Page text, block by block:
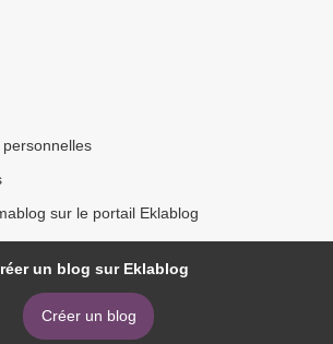
sur le portail Eklablog
un blog sur Eklablog
Créer un blog